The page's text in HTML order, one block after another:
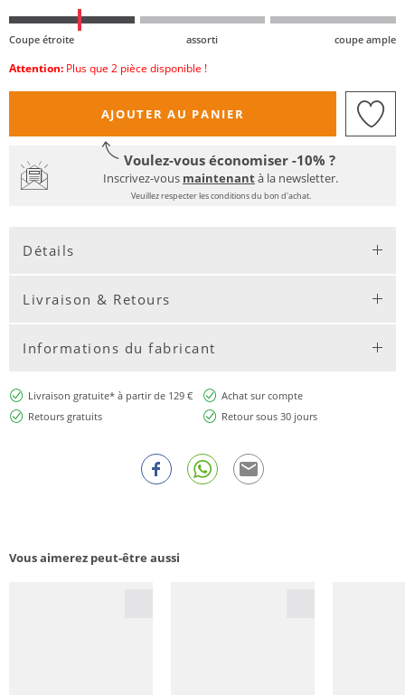
Coupe étroite assorti coupe ample
Attention: Plus que 2 pièce disponible !
AJOUTER AU PANIER
Voulez-vous économiser -10% ?
Inscrivez-vous maintenantà la newsletter.
Veuillez respecter les conditions du bon d'achat.
Détails
Livraison & Retours
Informations du fabricant
Livraison gratuite* à partir de 129 €
Achat sur compte
Retours gratuits
Retour sous 30 jours
Vous aimerez peut-être aussi